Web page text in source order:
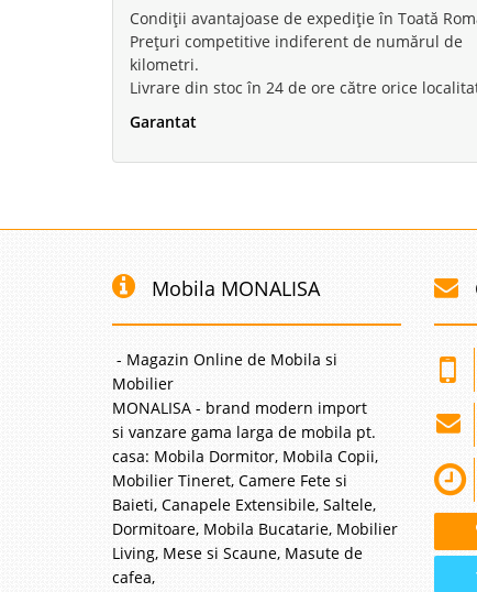
Condiții avantajoase de expediție în Toată
Prețuri competitive indiferent de numărul de
kilometri.
Livrare din stoc în 24 de ore către orice
Garantat
Mobila MONALISA
- Magazin Online de Mobila si
Mobilier
MONALISA - brand modern import
si vanzare gama larga de mobila pt.
casa: Mobila Dormitor, Mobila Copii,
Mobilier Tineret, Camere Fete si
Baieti, Canapele Extensibile, Saltele,
Dormitoare, Mobila Bucatarie, Mobilier
Living, Mese si Scaune, Masute de
cafea,